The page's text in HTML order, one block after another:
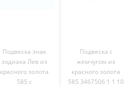
Подвеска знак
зодиака Лев из
красного золота
585 с
Подвеска с
жемчугом из
красного золота
585 3467506 1 1 10